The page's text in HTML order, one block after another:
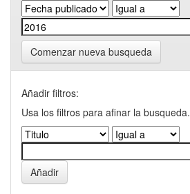
Comenzar nueva busqueda
Añadir filtros:
Usa los filtros para afinar la busqueda.